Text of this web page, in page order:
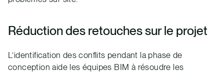
Réduction des retouches sur le projet
L’identification des conflits pendant la phase de
conception aide les équipes BIM à résoudre les